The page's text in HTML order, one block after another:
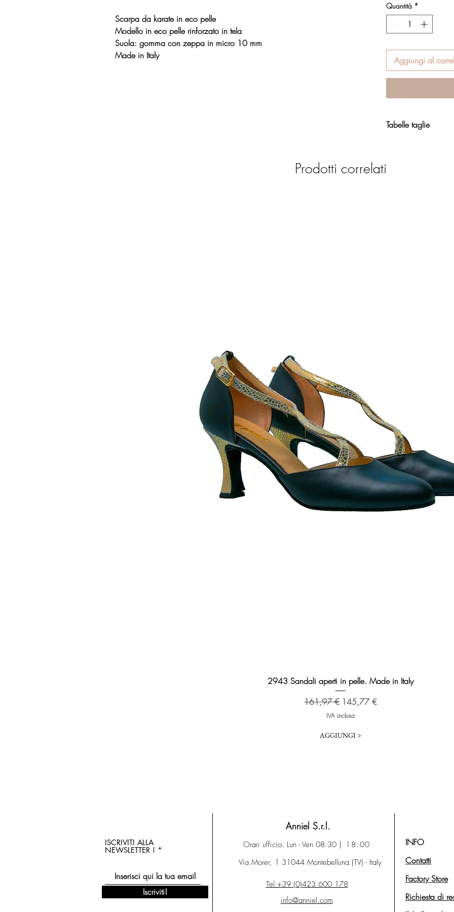
Scarpa da karate in eco pelle
Modello in eco pelle rinforzato in tela
Suola: gomma con zeppa in micro 10 mm
Made in Italy
Quantità *
Aggiungi al
Tabelle taglie
Prodotti correlati
Vista rapida
2943 Sandali aperti in pelle. Made in Italy
Prezzo regolare
161,97 € Prezzo scontato
145,77 €
IVA inclusa
AGGIUNGI >
ISCRIVITI ALLA
NEWSLETTER !
Iscriviti!
Anniel S.r.l.
Orari ufficio: Lun - Ven 08:30 | 18:00
Via Morer, 1 31044 Montebelluna (TV) - Italy
Tel:+39 (0)423 600 178
info@anniel.com
INFO
Contatti
Factory Store
Richiesta di